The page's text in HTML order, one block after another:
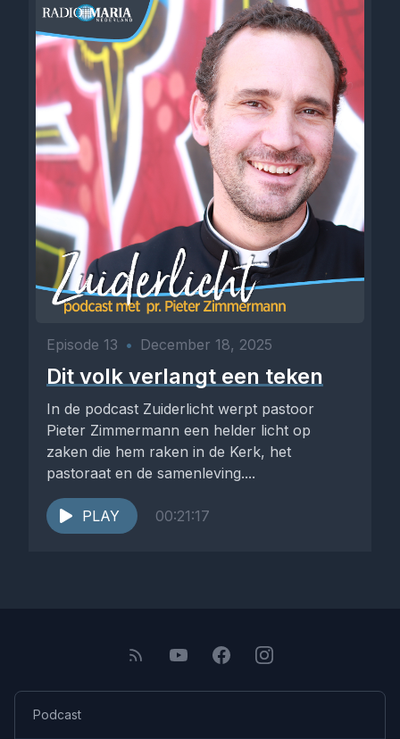
Episode 13 • December 18, 2025
Dit volk verlangt een teken
In de podcast Zuiderlicht werpt pastoor
Pieter Zimmermann een helder licht op
zaken die hem raken in de Kerk, het
pastoraat en de samenleving....
PLAY 00:21:17
Podcast